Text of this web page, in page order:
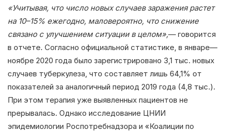
«Учитывая, что число новых случаев заражения растет
на 10–15% ежегодно, маловероятно, что снижение
связано с улучшением ситуации в целом»,— говорится
в отчете. Согласно официальной статистике, в январе—
ноябре 2020 года было зарегистрировано 3,1 тыс. новых
случаев туберкулеза, что составляет лишь 64,1% от
показателей за аналогичный период 2019 года (4,8 тыс.).
При этом терапия уже выявленных пациентов не
прерывалась. Однако исследование ЦНИИ
эпидемиологии Роспотребнадзора и «Коалиции по